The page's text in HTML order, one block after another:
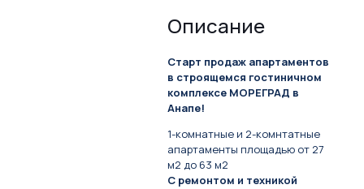
Описание
Старт продаж апартаментов
в строящемся гостиничном
комплексе МОРЕГРАД в
Анапе!
1-комнатные и 2-комнтатные
апартаменты площадью от 27
м2 до 63 м2
С ремонтом и техникой